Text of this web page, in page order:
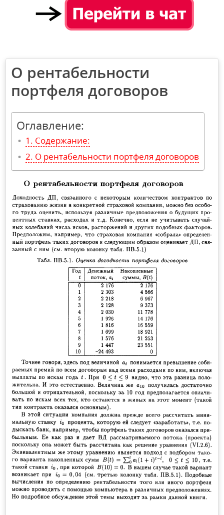
О рентабельности
портфеля договоров
Оглавление:
Содержание:
О рентабельности портфеля договоров